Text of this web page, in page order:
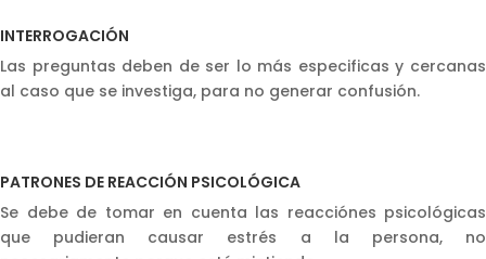
INTERROGACIÓN
Las preguntas deben de ser lo más especificas y cercanas
al caso que se investiga, para no generar confusión.
PATRONES DE REACCIÓN PSICOLÓGICA
Se debe de tomar en cuenta las reacciónes psicológicas
que pudieran causar estrés a la persona, no